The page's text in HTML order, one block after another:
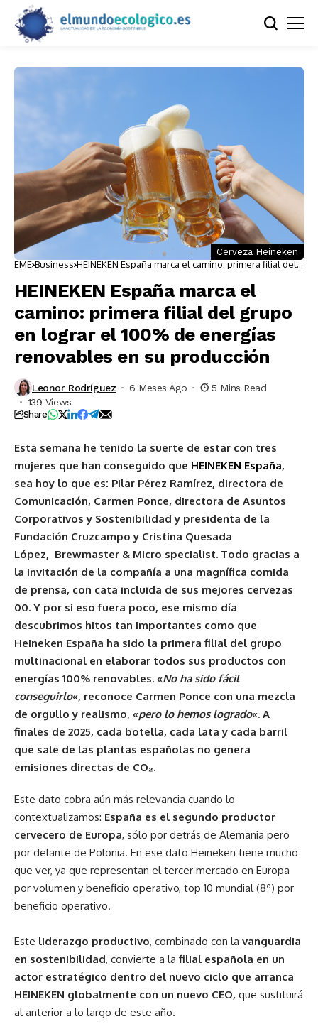
Cerveza Heineken
EME Business HEINEKEN España marca el camino: primera filial del
su producción
HEINEKEN España marca el
camino: primera filial del grupo
en lograr el 100% de energías
renovables en su producción
Leonor Rodríguez 6 Meses Ago
5 Mins Read
139 Views
Share
Esta semana he tenido la suerte de estar con tres
mujeres que han conseguido que HEINEKEN España,
sea hoy lo que es: Pilar Pérez Ramírez, directora de
Comunicación, Carmen Ponce, directora de Asuntos
Corporativos y Sostenibilidad y presidenta de la
Fundación Cruzcampo y Cristina Quesada
López, Brewmaster & Micro specialist. Todo gracias a
la invitación de la compañía a una magnífica comida
de prensa, con cata incluida de sus mejores cervezas
00. Y por si eso fuera poco, ese mismo día
descubrimos hitos tan importantes como que
Heineken España ha sido la primera filial del grupo
multinacional en elaborar todos sus productos con
energías 100% renovables. «No ha sido fácil
conseguirlo«, reconoce Carmen Ponce con una mezcla
de orgullo y realismo, «pero lo hemos logrado«. A
finales de 2025, cada botella, cada lata y cada barril
que sale de las plantas españolas no genera
emisiones directas de CO₂.
Este dato cobra aún más relevancia cuando lo
contextualizamos: España es el segundo productor
cervecero de Europa, sólo por detrás de Alemania pero
por delante de Polonia. En ese dato Heineken tiene mucho
que ver, ya que representan el tercer mercado en Europa
por volumen y beneficio operativo, top 10 mundial (8º) por
beneficio operativo.
Este liderazgo productivo, combinado con la vanguardia
en sostenibilidad, convierte a la filial española en un
actor estratégico dentro del nuevo ciclo que arranca
HEINEKEN globalmente con un nuevo CEO, que sustituirá
al anterior a lo largo de este año.